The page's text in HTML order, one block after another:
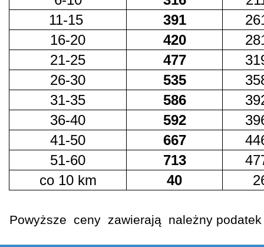
11-15
391
16-20
420
21-25
477
26-30
535
31-35
586
36-40
592
41-50
667
51-60
713
co 10 km
40
Powyższe ceny zawierają należny